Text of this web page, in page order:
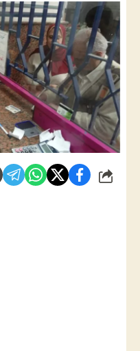
شارك